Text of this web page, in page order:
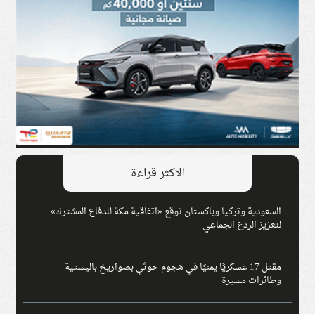
الاكثر قراءة
السعودية وتركيا وباكستان توقع «اتفاقية مكة للدفاع المشترك»
لتعزيز الردع الجماعي
مقتل 17 عسكريًا يمنيًا في هجوم حوثي بصواريخ باليستية
وطائرات مسيرة